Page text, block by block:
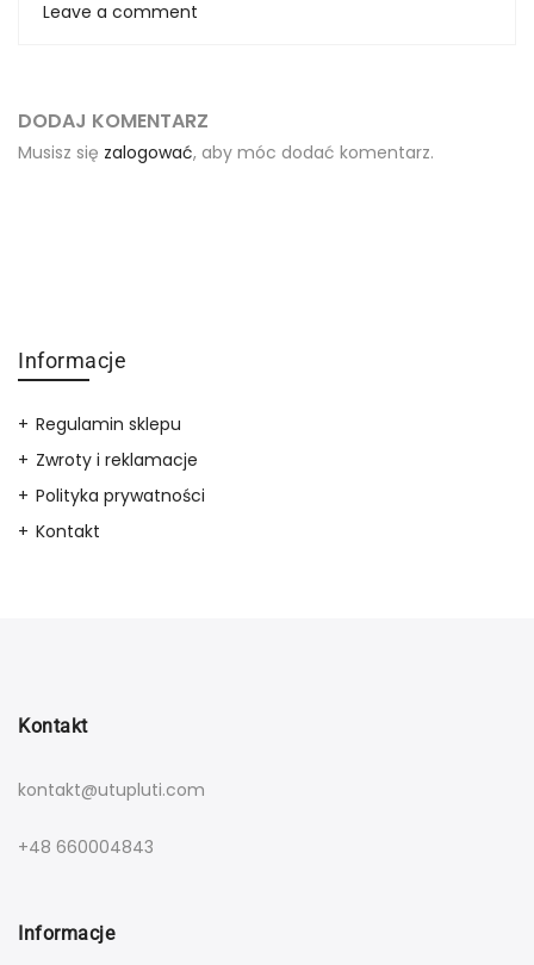
Leave a comment
DODAJ KOMENTARZ
Musisz się zalogować, aby móc dodać komentarz.
Informacje
Regulamin sklepu
Zwroty i reklamacje
Polityka prywatności
Kontakt
Kontakt
kontakt@utupluti.com
+48 660004843
Informacje